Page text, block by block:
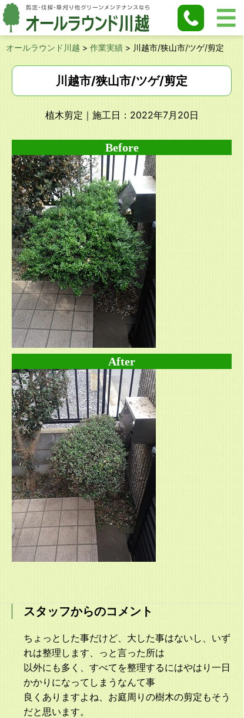
オールラウンド川越 > 作業実績 > 川越市/狭山市/ツゲ/剪定
川越市/狭山市/ツゲ/剪定
植木剪定 ｜施工日：2022年7月20日
Before
After
スタッフからのコメント
ちょっとした事だけど、大した事はないし、いず
れは整理します、っと言った所は
以外にも多く、すべてを整理するにはやはり一日
かかりになってしまうなんて事
良くありますよね、お庭周りの樹木の剪定もそう
だと思います。